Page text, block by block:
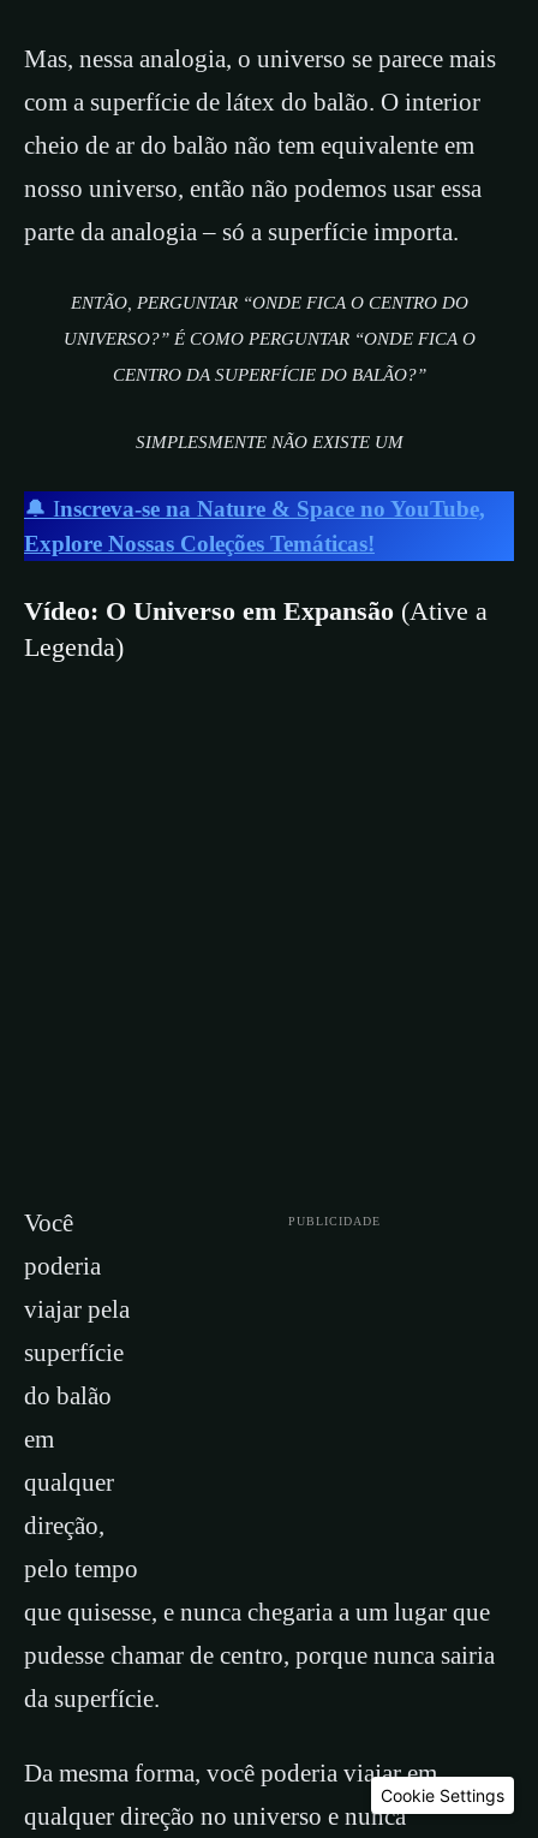
Mas, nessa analogia, o universo se parece mais
com a superfície de látex do balão. O interior
cheio de ar do balão não tem equivalente em
nosso universo, então não podemos usar essa
parte da analogia – só a superfície importa.
ENTÃO, PERGUNTAR “ONDE FICA O CENTRO DO
UNIVERSO?” É COMO PERGUNTAR “ONDE FICA O
CENTRO DA SUPERFÍCIE DO BALÃO?”
SIMPLESMENTE NÃO EXISTE UM
🔔 Inscreva-se na Nature & Space no YouTube,
Explore Nossas Coleções Temáticas!
Vídeo: O Universo em Expansão (Ative a
Legenda)
PUBLICIDADE
Você
poderia
viajar pela
superfície
do balão
em
qualquer
direção,
pelo tempo
que quisesse, e nunca chegaria a um lugar que
pudesse chamar de centro, porque nunca sairia
da superfície.
Da mesma forma, você poderia viajar em
qualquer direção no universo e nunca
Cookie Settings